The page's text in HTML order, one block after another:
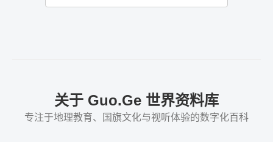
关于 Guo.Ge 世界资料库
专注于地理教育、国旗文化与视听体验的数字化百科